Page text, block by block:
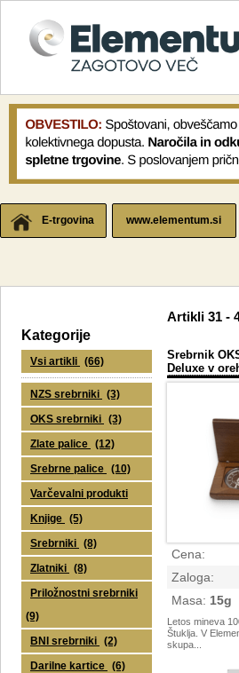
E-trgovina www.elementum.si
Kategorije
Vsi artikli (66)
NZS srebrniki (3)
OKS srebrniki (3)
Zlate palice (12)
Srebrne palice (10)
Varčevalni produkti
Knjige (5)
Srebrniki (8)
Zlatniki (8)
Priložnostni srebrniki
(9)
BNI srebrniki (2)
Darilne kartice (6)
Artikli 31 -
Srebrnik
Deluxe v
Cena:
Zaloga:
Masa: 15g
Letos mineva
Štuklja. V
skupa...